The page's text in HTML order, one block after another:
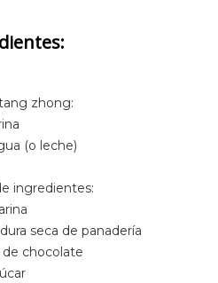
zhong:
(o leche)
ingredientes:
seca de panadería
de chocolate